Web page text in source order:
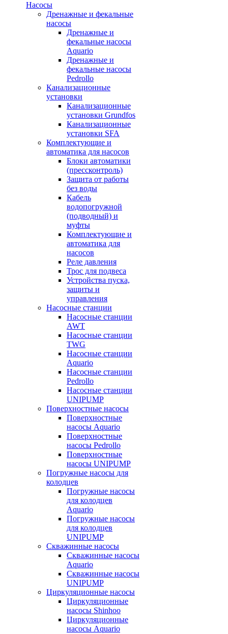
Насосы
Дренажные и фекальные
насосы
Дренажные и
фекальные насосы
Aquario
Дренажные и
фекальные насосы
Pedrollo
Канализационные
установки
Канализационные
установки Grundfos
Канализационные
установки SFA
Комплектующие и
автоматика для насосов
Блоки автоматики
(прессконтроль)
Защита от работы
без воды
Кабель
водопогружной
(подводный) и
муфты
Комплектующие и
автоматика для
насосов
Реле давления
Трос для подвеса
Устройства пуска,
защиты и
управления
Насосные станции
Насосные станции
AWT
Насосные станции
TWG
Насосные станции
Aquario
Насосные станции
Pedrollo
Насосные станции
UNIPUMP
Поверхностные насосы
Поверхностные
насосы Aquario
Поверхностные
насосы Pedrollo
Поверхностные
насосы UNIPUMP
Погружные насосы для
колодцев
Погружные насосы
для колодцев
Aquario
Погружные насосы
для колодцев
UNIPUMP
Скважинные насосы
Скважинные насосы
Aquario
Скважинные насосы
UNIPUMP
Циркуляционные насосы
Циркуляционные
насосы Shinhoo
Циркуляционные
насосы Aquario